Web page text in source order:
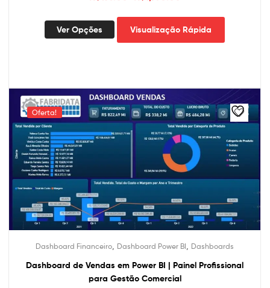
Ver Opções
produto
As
opções
podem
escolhidas
página
do
Visualização Rápida
Oferta!
Dashboard Financeiro Dashboard Power BI Dashboards
Dashboard de Vendas em Power BI | Painel Profissional
para Gestão Comercial